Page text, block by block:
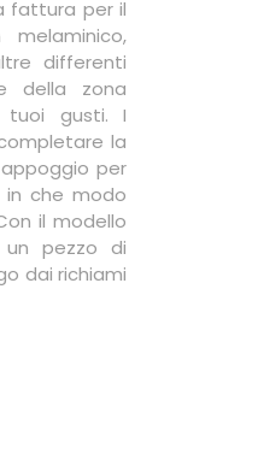
fattura per il
differenti
della zona
gusti. I
la
per
in che modo
il modello
pezzo di
dai richiami